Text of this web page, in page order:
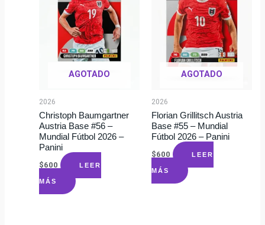
AGOTADO
2026
Christoph Baumgartner
Austria Base #56 –
Mundial Fútbol 2026 –
Panini
$600 LEER
MÁS
AGOTADO
2026
Florian Grillitsch Austria
Base #55 – Mundial
Fútbol 2026 – Panini
$600 LEER
MÁS